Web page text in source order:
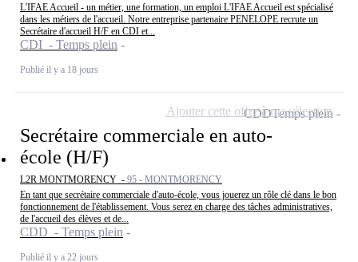
L'IFAE Accueil - un métier, une formation, un emploi L'IFAE Accueil est spécialisé
dans les métiers de l'accueil. Notre entreprise partenaire PENELOPE recrute un
Secrétaire d'accueil H/F en CDI et...
CDI - Temps plein
Publié il y a 18 jours
Secrétaire commerciale en auto-
école (H/F)
L2R MONTMORENCY - 95 - MONTMORENCY
En tant que secrétaire commerciale d'auto-école, vous jouerez un rôle clé dans le bon
fonctionnement de l'établissement. Vous serez en charge des tâches administratives,
de l'accueil des élèves et de...
CDD - Temps plein
Publié il y a 22 jours
CDDTemps plein
Ajouter cette offre à ma sélection